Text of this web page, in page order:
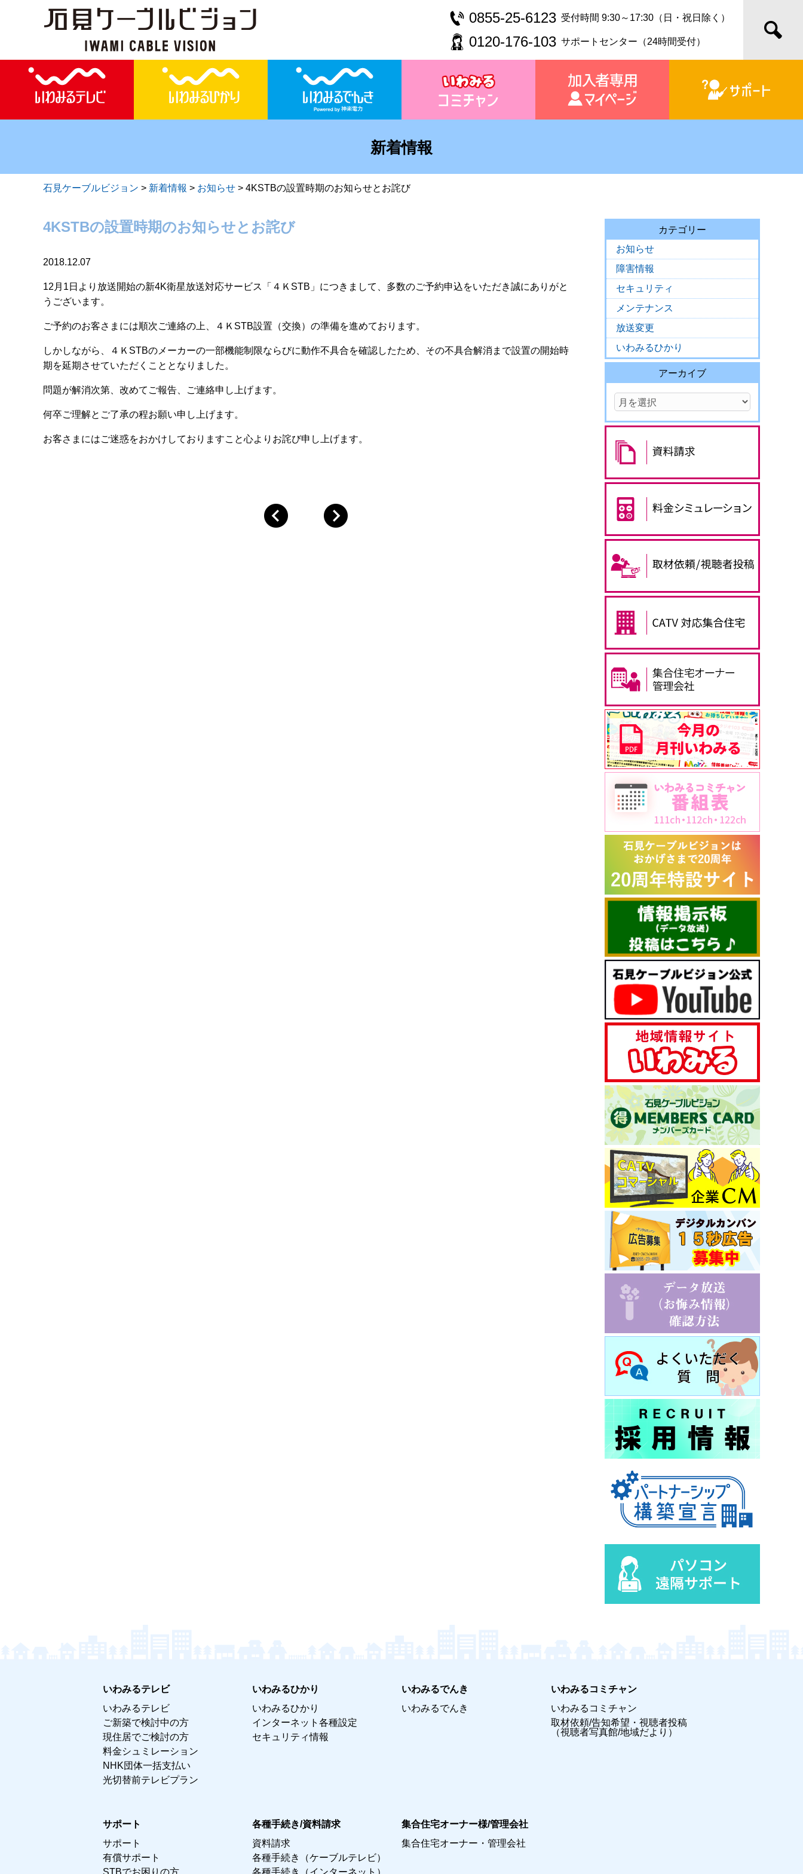
0855-25-6123 受付時間 9:30～17:30（日・祝日除く）
0120-176-103 サポートセンター（24時間受付）
新着情報
石見ケーブルビジョン > 新着情報 > お知らせ > 4KSTBの設置時期のお知らせとお詫び
4KSTBの設置時期のお知らせとお詫び
2018.12.07
12月1日より放送開始の新4K衛星放送対応サービス「４ＫSTB」につきまして、多数のご予約申込をいただき誠にありがと
うございます。
ご予約のお客さまには順次ご連絡の上、４ＫSTB設置（交換）の準備を進めております。
しかしながら、４ＫSTBのメーカーの一部機能制限ならびに動作不具合を確認したため、その不具合解消まで設置の開始時
期を延期させていただくこととなりました。
問題が解消次第、改めてご報告、ご連絡申し上げます。
何卒ご理解とご了承の程お願い申し上げます。
お客さまにはご迷惑をおかけしておりますこと心よりお詫び申し上げます。
カテゴリー
お知らせ
障害情報
セキュリティ
メンテナンス
放送変更
いわみるひかり
アーカイブ
いわみるテレビ
いわみるテレビ
ご新築で検討中の方
現住居でご検討の方
料金シュミレーション
NHK団体一括支払い
光切替前テレビプラン
いわみるひかり
いわみるひかり
インターネット各種設定
セキュリティ情報
いわみるでんき
いわみるでんき
いわみるコミチャン
いわみるコミチャン
取材依頼/告知希望・視聴者投稿
（視聴者写真館/地域だより）
サポート
サポート
有償サポート
STBでお困りの方
各種手続き/資料請求
資料請求
各種手続き（ケーブルテレビ）
各種手続き（インターネット）
集合住宅オーナー様/管理会社
集合住宅オーナー・管理会社